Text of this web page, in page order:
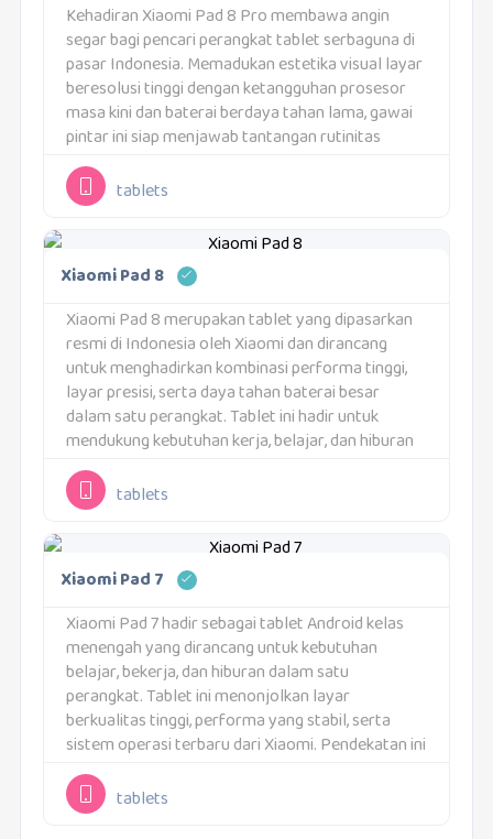
Kehadiran Xiaomi Pad 8 Pro membawa angin
segar bagi pencari perangkat tablet serbaguna di
pasar Indonesia. Memadukan estetika visual layar
beresolusi tinggi dengan ketangguhan prosesor
masa kini dan baterai berdaya tahan lama, gawai
pintar ini siap menjawab tantangan rutinitas
digital. Sistem di dalamnya dirancang secara
cermat agar transisi pergantian mode...
tablets
Xiaomi Pad 8
Xiaomi Pad 8 merupakan tablet yang dipasarkan
resmi di Indonesia oleh Xiaomi dan dirancang
untuk menghadirkan kombinasi performa tinggi,
layar presisi, serta daya tahan baterai besar
dalam satu perangkat. Tablet ini hadir untuk
mendukung kebutuhan kerja, belajar, dan hiburan
dengan pendekatan yang lebih serius terhadap
produktivitas. Dengan konsep "cepat dan...
tablets
Xiaomi Pad 7
Xiaomi Pad 7 hadir sebagai tablet Android kelas
menengah yang dirancang untuk kebutuhan
belajar, bekerja, dan hiburan dalam satu
perangkat. Tablet ini menonjolkan layar
berkualitas tinggi, performa yang stabil, serta
sistem operasi terbaru dari Xiaomi. Pendekatan ini
membuat Xiaomi Pad 7 cocok digunakan oleh
pelajar, mahasiswa, hingga pengguna rumahan
yang...
tablets